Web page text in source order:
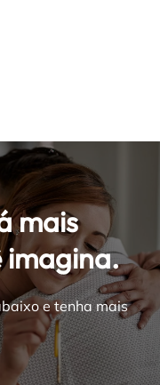
mais
imagina.
e tenha mais